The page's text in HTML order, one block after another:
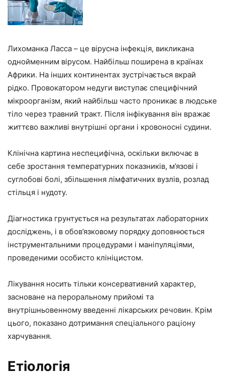
Лихоманка Ласса – це вірусна інфекція, викликана
однойменним вірусом. Найбільш поширена в країнах
Африки. На інших континентах зустрічається вкрай
рідко. Провокатором недуги виступає специфічний
мікроорганізм, який найбільш часто проникає в людське
тіло через травний тракт. Після інфікування він вражає
життєво важливі внутрішні органи і кровоносні судини.
Клінічна картина неспецифічна, оскільки включає в
себе зростання температурних показників, м’язові і
суглобові болі, збільшення лімфатичних вузлів, розлад
стільця і нудоту.
Діагностика грунтується на результатах лабораторних
досліджень, і в обов’язковому порядку доповнюється
інструментальними процедурами і маніпуляціями,
проведеними особисто клініцистом.
Лікування носить тільки консервативний характер,
засноване на пероральному прийомі та
внутрішньовенному введенні лікарських речовин. Крім
цього, показано дотримання спеціального раціону
харчування.
Етіологія